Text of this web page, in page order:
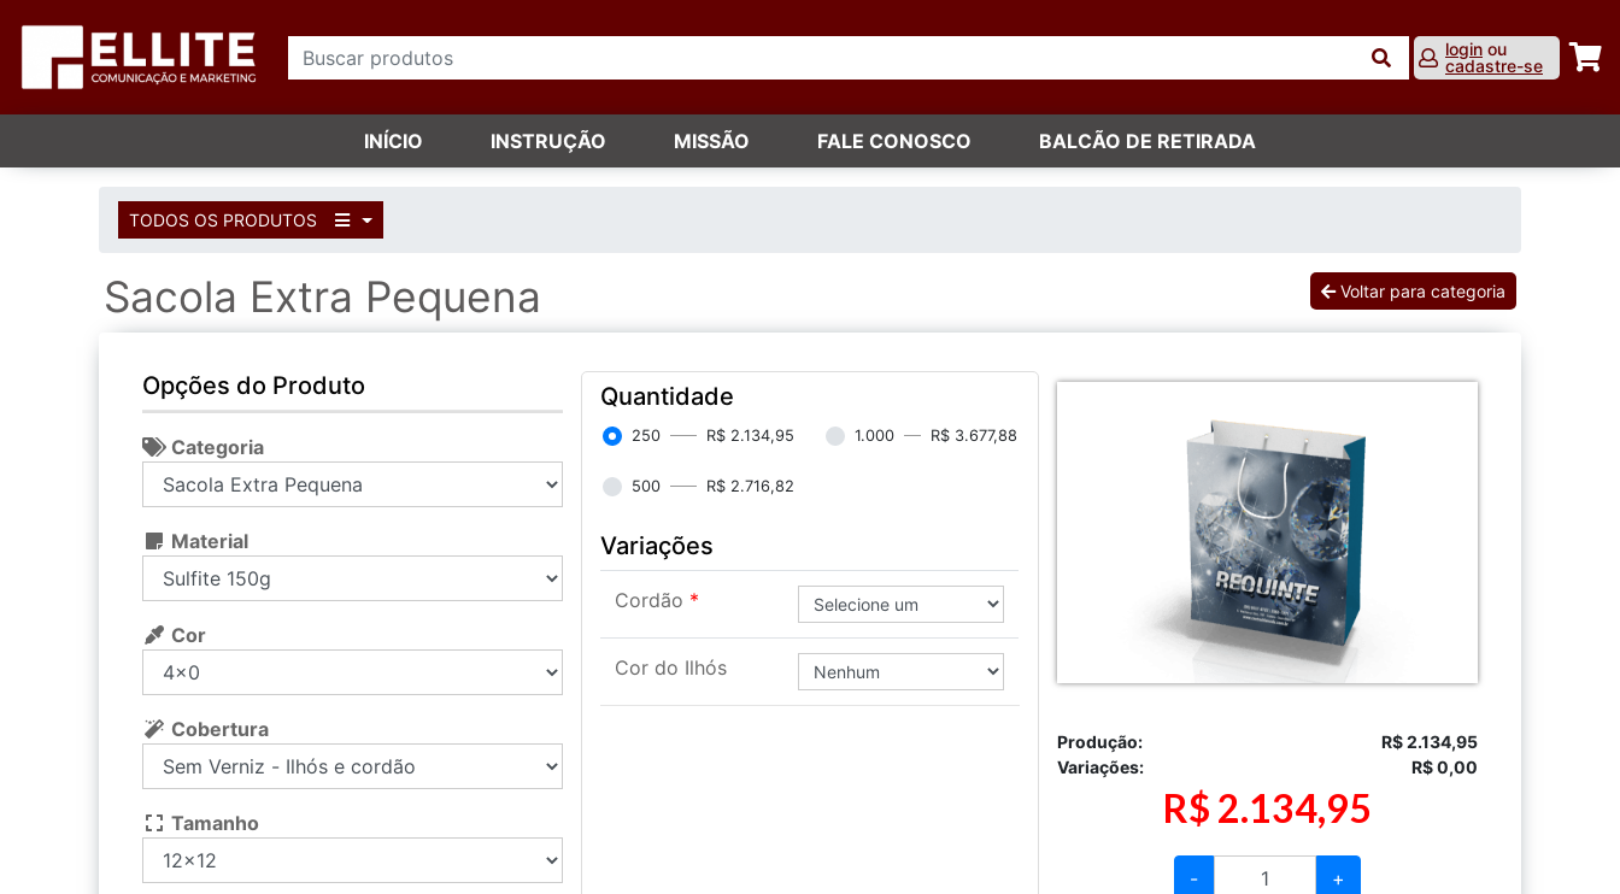
login ou
cadastre-se
INÍCIO INSTRUÇÃO MISSÃO FALE CONOSCO BALCÃO DE RETIRADA
TODOS OS PRODUTOS
Sacola Extra Pequena Voltar para categoria
Opções do Produto
Categoria
Material
Cor
Cobertura
Tamanho
Quantidade
250 R$ 2.134,95 1.000 R$ 3.677,88
500 R$ 2.716,82
Variações
Cordão
Cor do Ilhós
- +
Produção:
R$ 2.134,95
Variações:
R$ 0,00
R$ 2.134,95